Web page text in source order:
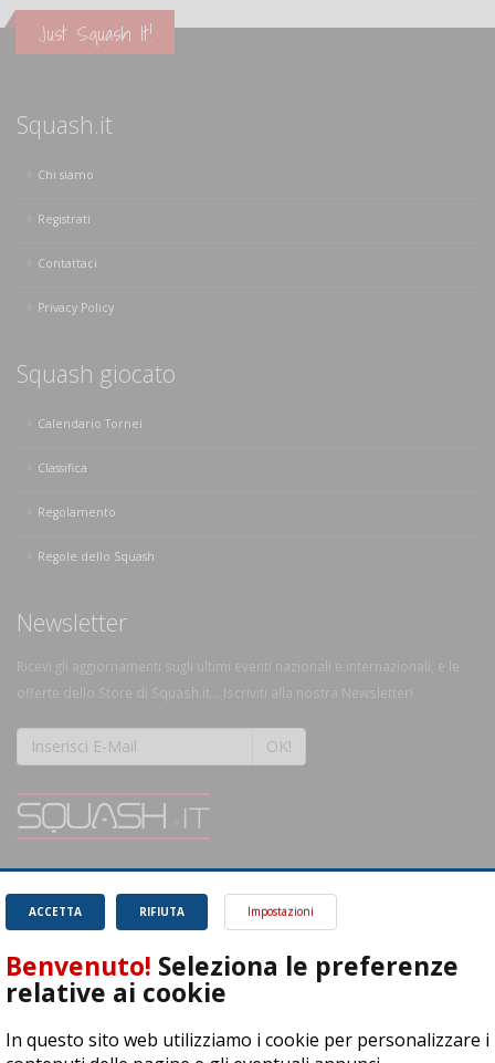
Just Squash It!
Squash.it
Chi siamo
Registrati
Contattaci
Privacy Policy
Squash giocato
Calendario Tornei
Classifica
Regolamento
Regole dello Squash
Newsletter
Ricevi gli aggiornamenti sugli ultimi eventi nazionali e internazionali, e le
offerte dello Store di Squash.it... Iscriviti alla nostra Newsletter!
OK!
SQUASH.it: Il punto di riferimento quotidiano per tutti gli amanti di questo
magnifico sport.
Leggi
RIFIUTA
ACCETTA Impostazioni
Benvenuto! Seleziona le preferenze
relative ai cookie
In questo sito web utilizziamo i cookie per personalizzare i
ASD Let's Sport - Via T. Olivelli 3, 25014 Castenedolo (BS) - P. Iva: